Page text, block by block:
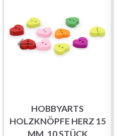
HOBBYARTS
HOLZKNÖPFE HERZ 15
MM, 10 STÜCK